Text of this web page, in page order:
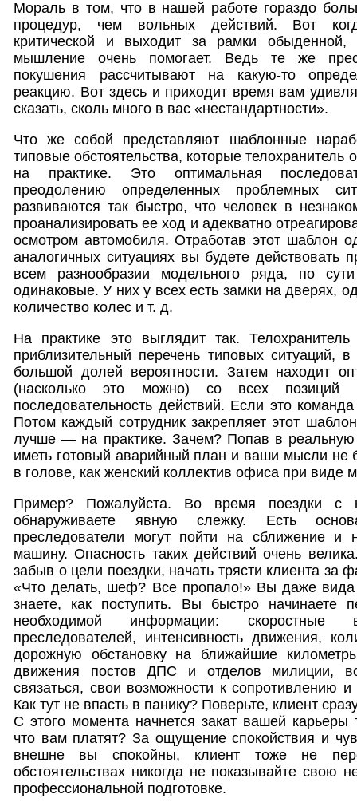
Мораль в том, что в нашей работе гораздо
процедур, чем вольных действий. Вот
критической и выходит за рамки обыденной,
мышление очень помогает. Ведь те же
покушения рассчитывают на какую-то
реакцию. Вот здесь и приходит время вам
сказать, сколь много в вас «нестандартности».
Что же собой представляют шаблонные
типовые обстоятельства, которые телохранитель
на практике. Это оптимальная
преодолению определенных проблемных
развиваются так быстро, что человек в
проанализировать ее ход и адекватно
осмотром автомобиля. Отработав этот шаблон
аналогичных ситуациях вы будете действовать
всем разнообразии модельного ряда, по
одинаковые. У них у всех есть замки на дверях,
количество колес и т. д.
На практике это выглядит так.
приблизительный перечень типовых ситуаций,
большой долей вероятности. Затем находит
(насколько это можно) со всех позиций
последовательность действий. Если это
Потом каждый сотрудник закрепляет этот
лучше — на практике. Зачем? Попав в
иметь готовый аварийный план и ваши мысли не
в голове, как женский коллектив офиса при виде
Пример? Пожалуйста. Во время поездки с
обнаруживаете явную слежку. Есть
преследователи могут пойти на сближение и
машину. Опасность таких действий очень
забыв о цели поездки, начать трясти клиента за
«Что делать, шеф? Все пропало!» Вы даже вида
знаете, как поступить. Вы быстро начинаете
необходимой информации:
преследователей, интенсивность движения,
дорожную обстановку на ближайшие
движения постов ДПС и отделов милиции,
связаться, свои возможности к сопротивлению
Как тут не впасть в панику? Поверьте, клиент
С этого момента начнется закат вашей карьеры
что вам платят? За ощущение спокойствия и
внешне вы спокойны, клиент тоже не
обстоятельствах никогда не показывайте свою
профессиональной подготовке.